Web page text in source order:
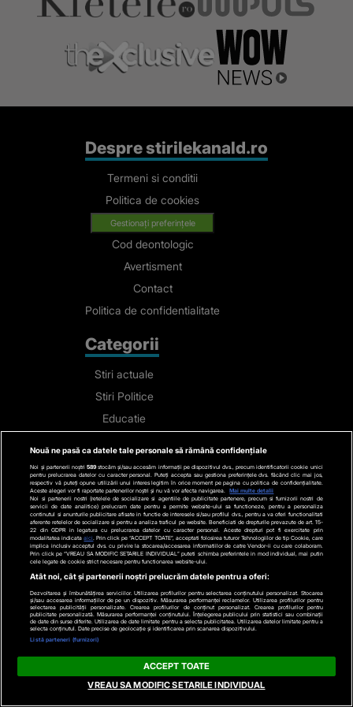
Despre stirilekanald.ro
Termeni si conditii
Politica de cookies
Gestionați preferințele
Cod deontologic
Avertisment
Contact
Politica de confidentialitate
Categorii
Stiri actuale
Stiri Politice
Educatie
Life
Tech
Stiri auto
Stiri economice
Sport
Contact
Bd. Mărăști 65-67,
Romexpo Intrarea C,
Pavilion T, sector 1
Urmărește-ne pe rețelele sociale:
Nouă ne pasă ca datele tale personale să rămână confidențiale
Noi și partenerii noștri 589stocăm și/sau accesăm informații pe dispozitivul dvs., precum identificatorii cookie unici
pentru prelucrarea datelor cu caracter personal. Puteți accepta sau gestiona preferințele dvs. făcând clic mai jos,
respectiv vă puteți opune utilizării unui interes legitim în orice moment pe pagina cu politica de confidențialitate.
Aceste alegeri vor fi raportate partenerilor noștri și nu vă vor afecta navigarea.
Mai multe detalii
Noi si partenerii nostri (retelele de socializare si agentiile de publicitate partenere, precum si furnizorii nostri de
servicii de date analitice) prelucram date pentru a permite website-ului sa functioneze, pentru a personaliza
continutul si anunturile publicitare afisate in functie de interesele si/sau profilul dvs., pentru a va oferi functionalitati
aferente retelelor de socializare si pentru a analiza traficul pe website. Beneficiati de drepturile prevazute de art. 15-
22 din GDPR in legatura cu prelucrarea datelor cu caracter personal. Aceste drepturi pot fi exercitate prin
modalitatea indicataaici . Prin click pe “ACCEPT TOATE”, acceptati folosirea tuturor Tehnologiilor de tip Cookie, care
implica inclusiv acceptul dvs. cu privire la stocarea/accesarea informatiilor de catre Vendor-ii cu care colaboram.
Prin click pe “VREAU SA MODIFIC SETARILE INDIVIDUAL” puteti schimba preferintele in mod individual, mai putin
cele legate de cookie strict necesare pentru functionarea website-ului.
Atât noi, cât și partenerii noștri prelucrăm datele pentru a oferi:
Dezvoltarea și îmbunătățirea serviciilor. Utilizarea profilurilor pentru selectarea conținutului personalizat. Stocarea
și/sau accesarea informațiilor de pe un dispozitiv. Măsurarea performanței reclamelor. Utilizarea profilurilor pentru
selectarea publicității personalizate. Crearea profilurilor de conținut personalizat. Crearea profilurilor pentru
publicitate personalizată. Măsurarea performanței conținutului. Înțelegerea publicului prin statistici sau combinații
de date din surse diferite. Utilizarea de date limitate pentru a selecta publicitatea. Utilizarea datelor limitate pentru a
selecta conținutul. Date precise de geolocație și identificarea prin scanarea dispozitivului.
Listă parteneri (furnizori)
ACCEPT TOATE
VREAU SA MODIFIC SETARILE INDIVIDUAL